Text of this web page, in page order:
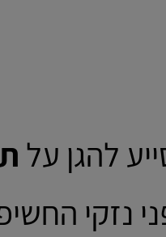
להגן על
נזקי